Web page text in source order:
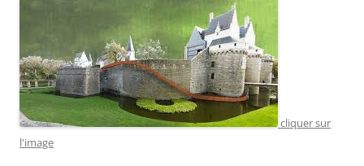
cliquer sur
l'image